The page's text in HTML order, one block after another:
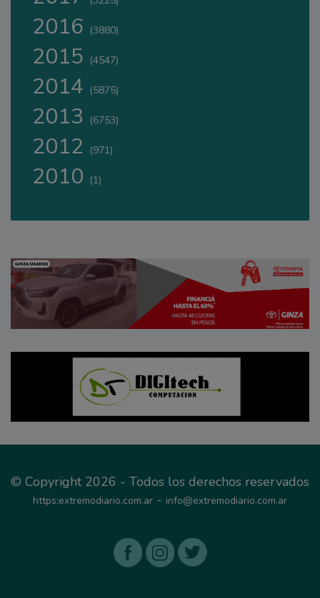
2016 (3880)
2015 (4547)
2014 (5875)
2013 (6753)
2012 (971)
2010 (1)
© Copyright 2026 - Todos los derechos reservados
https:extremodiario.com.ar - info@extremodiario.com.ar